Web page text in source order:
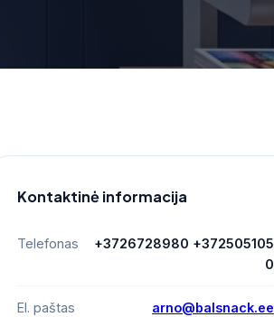
Kontaktinė informacija
Telefonas
+3726728980 +372505105
0
El. paštas arno@balsnack.ee